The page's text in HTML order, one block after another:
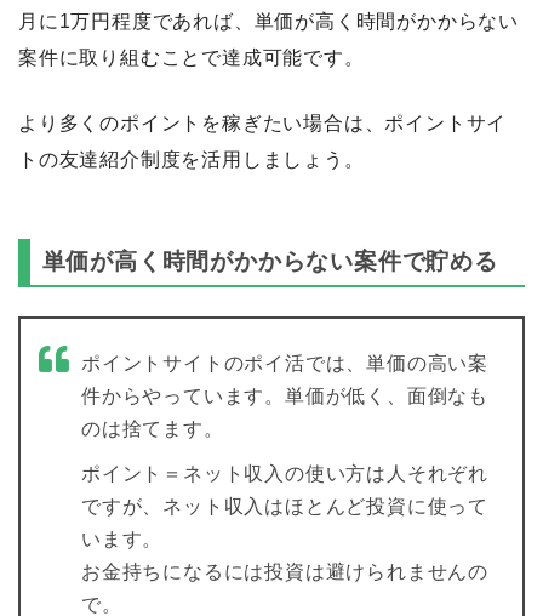
月に1万円程度であれば、単価が高く時間がかからない
案件に取り組むことで達成可能です。
より多くのポイントを稼ぎたい場合は、ポイントサイ
トの友達紹介制度を活用しましょう。
単価が高く時間がかからない案件で貯める
ポイントサイトのポイ活では、単価の高い案
件からやっています。単価が低く、面倒なも
のは捨てます。
ポイント＝ネット収入の使い方は人それぞれ
ですが、ネット収入はほとんど投資に使って
います。
お金持ちになるには投資は避けられませんの
で。